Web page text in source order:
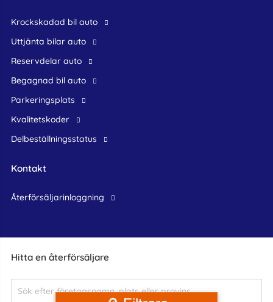
Hitta en återförsäljare
krockskadad bil auto
Uttjänta bilar auto
reservdelar auto
begagnad bil auto
Parkeringsplats
Kvalitetskoder
Delbeställningsstatus
Kontakt
återförsäljarinloggning